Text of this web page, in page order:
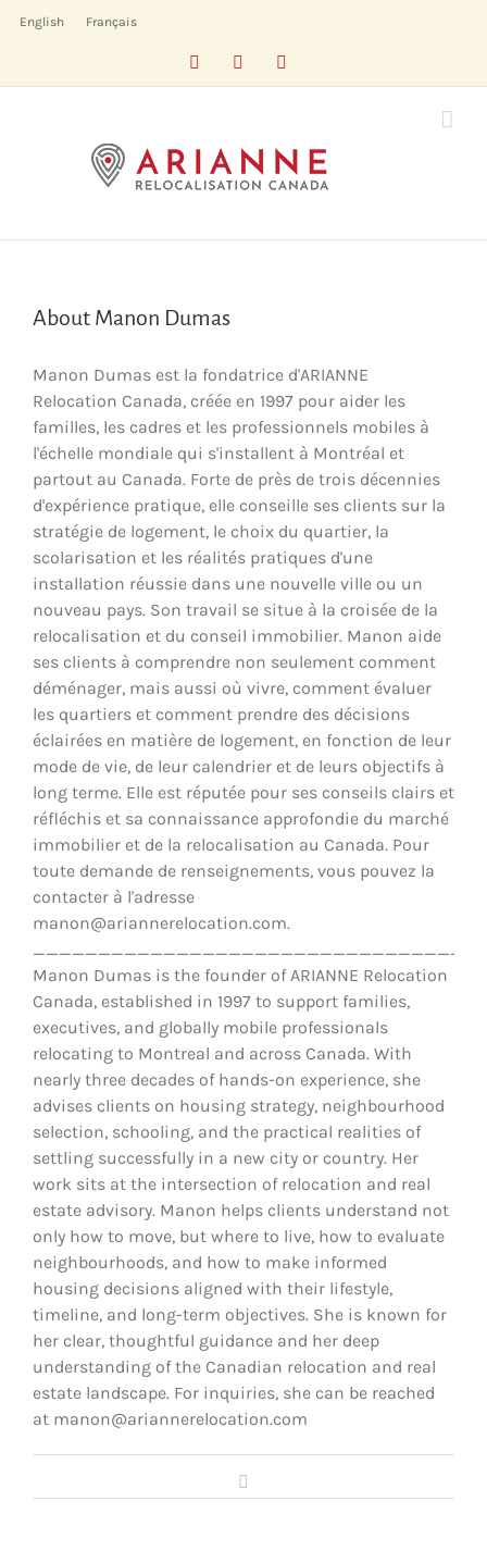
English Français
FacebookLinkedIn
About Manon Dumas
Manon Dumas est la fondatrice d'ARIANNE
Relocation Canada, créée en 1997 pour aider les
familles, les cadres et les professionnels mobiles à
l'échelle mondiale qui s'installent à Montréal et
partout au Canada. Forte de près de trois décennies
d'expérience pratique, elle conseille ses clients sur la
stratégie de logement, le choix du quartier, la
scolarisation et les réalités pratiques d'une
installation réussie dans une nouvelle ville ou un
nouveau pays. Son travail se situe à la croisée de la
relocalisation et du conseil immobilier. Manon aide
ses clients à comprendre non seulement comment
déménager, mais aussi où vivre, comment évaluer
les quartiers et comment prendre des décisions
éclairées en matière de logement, en fonction de leur
mode de vie, de leur calendrier et de leurs objectifs à
long terme. Elle est réputée pour ses conseils clairs et
réfléchis et sa connaissance approfondie du marché
immobilier et de la relocalisation au Canada. Pour
toute demande de renseignements, vous pouvez la
contacter à l'adresse
manon@ariannerelocation.com.
Manon Dumas is the founder of ARIANNE Relocation
Canada, established in 1997 to support families,
executives, and globally mobile professionals
relocating to Montreal and across Canada. With
nearly three decades of hands-on experience, she
advises clients on housing strategy, neighbourhood
selection, schooling, and the practical realities of
settling successfully in a new city or country. Her
work sits at the intersection of relocation and real
estate advisory. Manon helps clients understand not
only how to move, but where to live, how to evaluate
neighbourhoods, and how to make informed
housing decisions aligned with their lifestyle,
timeline, and long-term objectives. She is known for
her clear, thoughtful guidance and her deep
understanding of the Canadian relocation and real
estate landscape. For inquiries, she can be reached
at manon@ariannerelocation.com